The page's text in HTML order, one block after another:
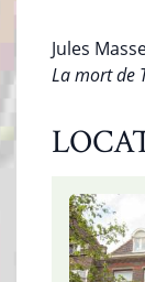
Jules
La mort de